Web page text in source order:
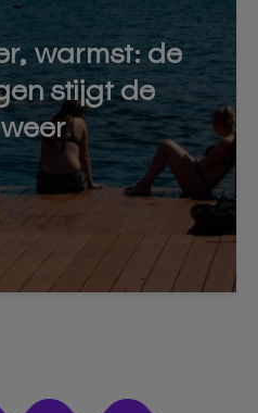
warmst: de
stijgt de